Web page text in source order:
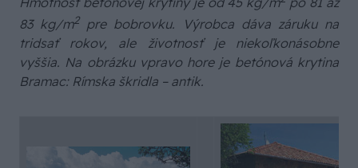
83 kg/m2pre bobrovku. Výrobca dáva záruku na
tridsať rokov, ale životnosť je niekoľkonásobne
vyššia. Na obrázku vpravo hore je betónová krytina
Bramac: Rímska škridla – antik.